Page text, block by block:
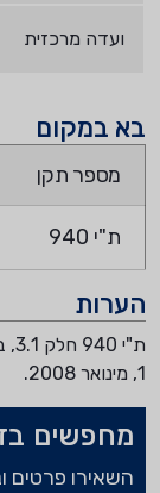
ועדה מרכזית
בא במקום
מספר תקן
ת"י 940
הערות
1, מינואר 2008.
מחפשים
השאירו פרטים